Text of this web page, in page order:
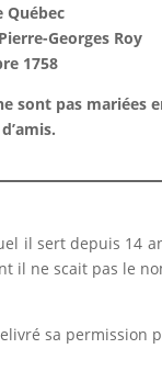
Québec
Georges Roy
1758
sont pas mariées
il sert depuis 14
il ne scait pas le
sa permission